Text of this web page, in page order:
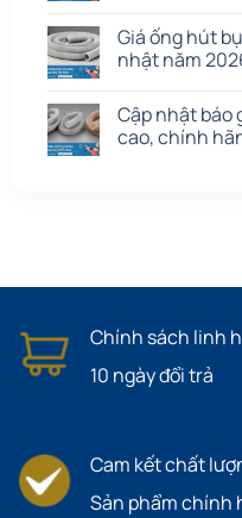
Giá ống hút
nhật năm
Cập nhật báo
cao, chính
Chính sách linh
10 ngày đổi trả
Cam kết chất
Sản phẩm chính